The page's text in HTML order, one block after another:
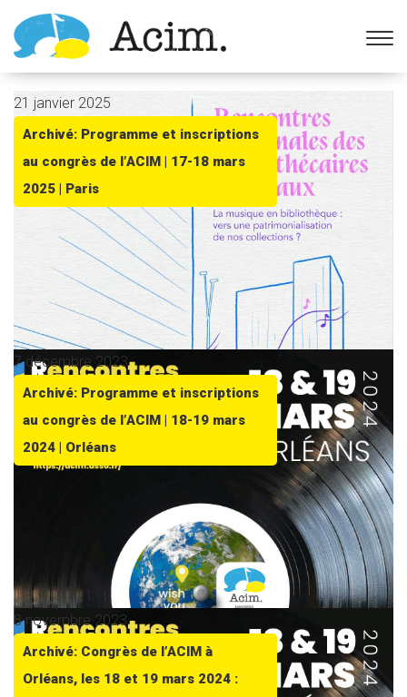
Ouvrir la barre d’outils
21 janvier 2025
Archivé: Programme et inscriptions
au congrès de l’ACIM | 17-18 mars
2025 | Paris
7 décembre 2023
Archivé: Programme et inscriptions
au congrès de l’ACIM | 18-19 mars
2024 | Orléans
8 novembre 2023
Archivé: Congrès de l’ACIM à
Orléans, les 18 et 19 mars 2024 :